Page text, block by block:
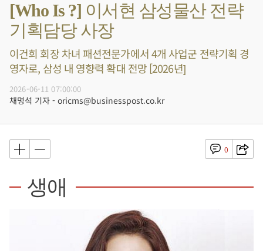
[Who Is ?] 이서현 삼성물산 전략
기획담당 사장
이건희 회장 차녀 패션전문가에서 4개 사업군 전략기획 경
영자로, 삼성 내 영향력 확대 전망 [2026년]
2026-06-11 07:00:00
채명석 기자 - oricms@businesspost.co.kr
0
생애